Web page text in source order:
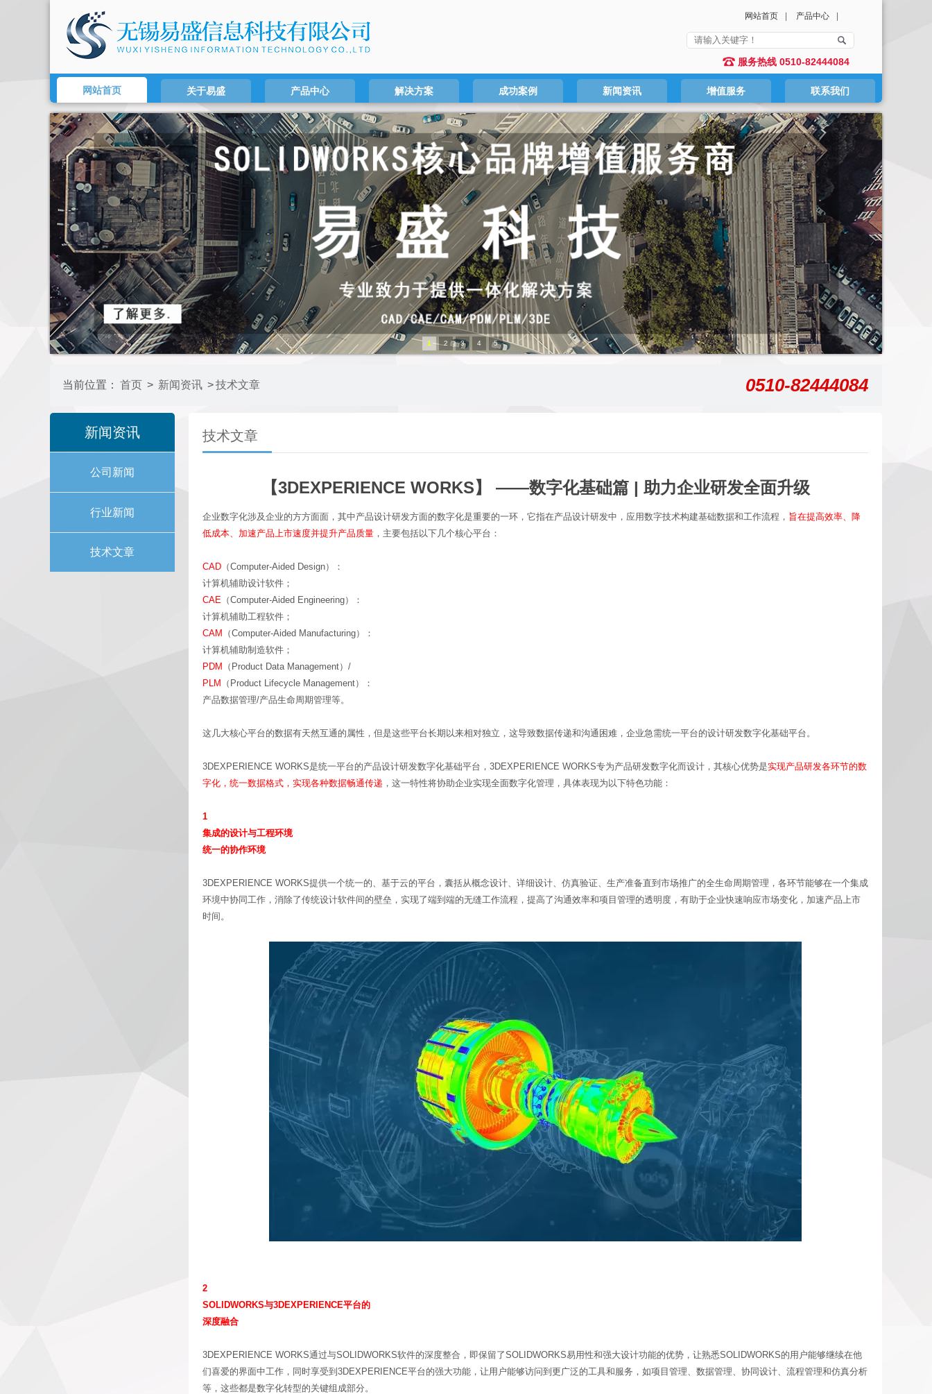
网站首页 产品中心
服务热线 0510-82444084
网站首页 关于易盛 产品中心 解决方案 成功案例 新闻资讯 增值服务 联系我们
1 2 3 4 5
当前位置： 首页 > 新闻资讯 >技术文章 0510-82444084
新闻资讯
公司新闻
行业新闻
技术文章
技术文章
【3DEXPERIENCE WORKS】 ——数字化基础篇 | 助力企业研发全面升级
企业数字化涉及企业的方方面面，其中产品设计研发方面的数字化是重要的一环，它指在产品设计研发中，应用数字技术构建基础数据和工作流程， 旨在提高效率、降
低成本、加速产品上市速度并提升产品质量 ，主要包括以下几个核心平台：
CAD （Computer-Aided Design）：
计算机辅助设计软件；
CAE （Computer-Aided Engineering）：
计算机辅助工程软件；
CAM
（Computer-Aided Manufacturing）：
计算机辅助制造软件；
PDM
（Product Data Management）/
PLM
（Product Lifecycle Management）：
产品数据管理/产品生命周期管理等。
这几大核心平台的数据有天然互通的属性，但是这些平台长期以来相对独立，这导致数据传递和沟通困难，企业急需统一平台的设计研发数字化基础平台。
3DEXPERIENCE WORKS是统一平台的产品设计研发数字化基础平台，3DEXPERIENCE WORKS专为产品研发数字化而设计，其核心优势是实现产品研发各环节的数
字化，统一数据格式，实现各种数据畅通传递 ，这一特性将协助企业实现全面数字化管理，具体表现为以下特色功能：
1
集成的设计与工程环境
统一的协作环境
3DEXPERIENCE WORKS提供一个统一的、基于云的平台，囊括从概念设计、详细设计、仿真验证、生产准备直到市场推广的全生命周期管理，各环节能够在一个集成
环境中协同工作，消除了传统设计软件间的壁垒，实现了端到端的无缝工作流程，提高了沟通效率和项目管理的透明度，有助于企业快速响应市场变化，加速产品上市
时间。
2
SOLIDWORKS与3DEXPERIENCE平台的
深度融合
3DEXPERIENCE WORKS通过与SOLIDWORKS软件的深度整合，即保留了SOLIDWORKS易用性和强大设计功能的优势，让熟悉SOLIDWORKS的用户能够继续在他
们喜爱的界面中工作，同时享受到3DEXPERIENCE平台的强大功能，让用户能够访问到更广泛的工具和服务，如项目管理、数据管理、协同设计、流程管理和仿真分析
等，这些都是数字化转型的关键组成部分。